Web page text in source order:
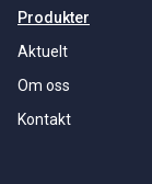
Produkter
Aktuelt
Om oss
Kontakt